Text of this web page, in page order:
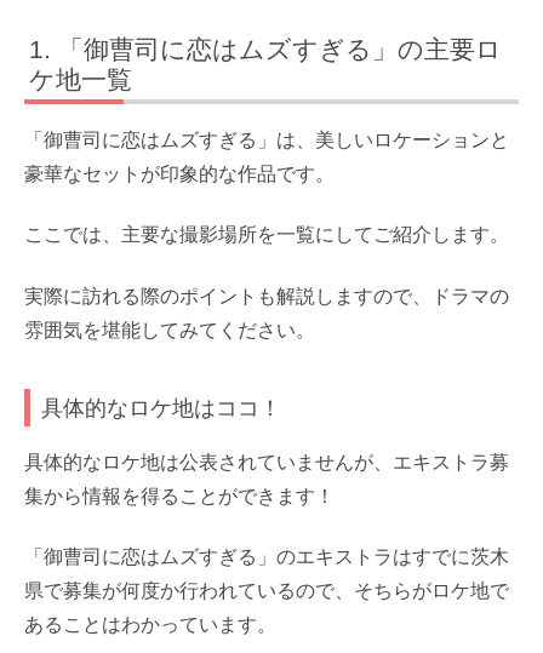
「御曹司に恋はムズすぎる」の主要ロ
ケ地一覧
「御曹司に恋はムズすぎる」は、美しいロケーションと
豪華なセットが印象的な作品です。
ここでは、主要な撮影場所を一覧にしてご紹介します。
実際に訪れる際のポイントも解説しますので、ドラマの
雰囲気を堪能してみてください。
具体的なロケ地はココ！
具体的なロケ地は公表されていませんが、エキストラ募
集から情報を得ることができます！
「御曹司に恋はムズすぎる」のエキストラはすでに茨木
県で募集が何度か行われているので、そちらがロケ地で
あることはわかっています。